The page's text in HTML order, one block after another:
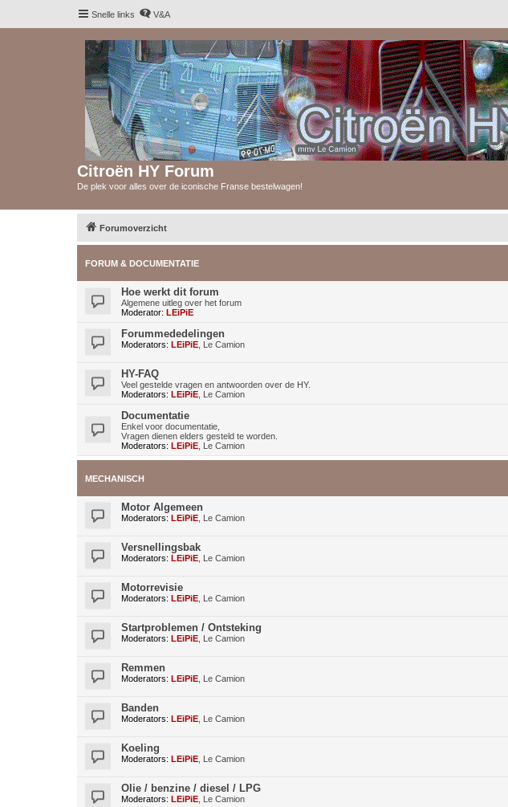
Snelle links V&A
Citroën HY Forum
De plek voor alles over de iconische Franse bestelwagen!
Forumoverzicht
FORUM & DOCUMENTATIE
Hoe werkt dit forum
Algemene uitleg over het forum
Moderator: LEiPiE
Forummededelingen
Moderators: LEiPiE Le Camion
HY-FAQ
Veel gestelde vragen en antwoorden over de HY.
Moderators: LEiPiE Le Camion
Documentatie
Enkel voor documentatie,
Vragen dienen elders gesteld te worden.
Moderators: LEiPiE Le Camion
MECHANISCH
Motor Algemeen
Moderators: LEiPiE Le Camion
Versnellingsbak
Moderators: LEiPiE Le Camion
Motorrevisie
Moderators: LEiPiE Le Camion
Startproblemen / Ontsteking
Moderators: LEiPiE Le Camion
Remmen
Moderators: LEiPiE Le Camion
Banden
Moderators: LEiPiE Le Camion
Koeling
Moderators: LEiPiE Le Camion
Olie / benzine / diesel / LPG
Moderators: LEiPiE Le Camion